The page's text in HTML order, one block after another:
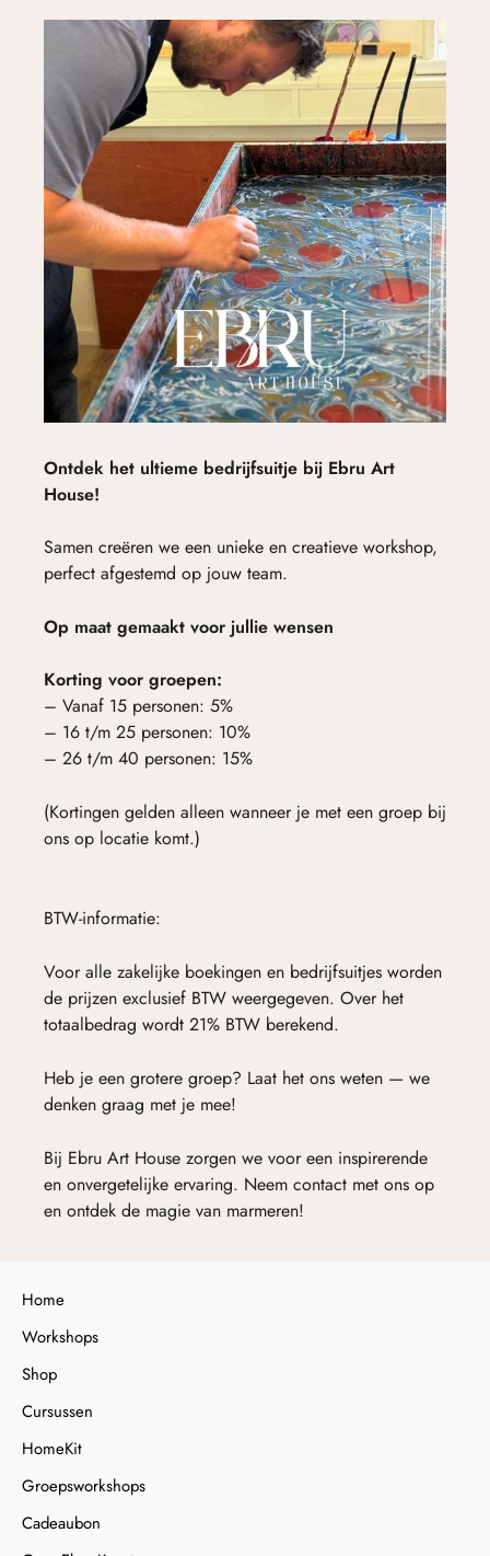
Ontdek het ultieme bedrijfsuitje bij Ebru Art
House!
Samen creëren we een unieke en creatieve workshop,
perfect afgestemd op jouw team.
Op maat gemaakt voor jullie wensen
Korting voor groepen:
– Vanaf 15 personen: 5%
– 16 t/m 25 personen: 10%
– 26 t/m 40 personen: 15%
(Kortingen gelden alleen wanneer je met een groep bij
ons op locatie komt.)
BTW-informatie:
Voor alle zakelijke boekingen en bedrijfsuitjes worden
de prijzen exclusief BTW weergegeven. Over het
totaalbedrag wordt 21% BTW berekend.
Heb je een grotere groep? Laat het ons weten — we
denken graag met je mee!
Bij Ebru Art House zorgen we voor een inspirerende
en onvergetelijke ervaring. Neem contact met ons op
en ontdek de magie van marmeren!
Home
Workshops
Shop
Cursussen
HomeKit
Groepsworkshops
Cadeaubon